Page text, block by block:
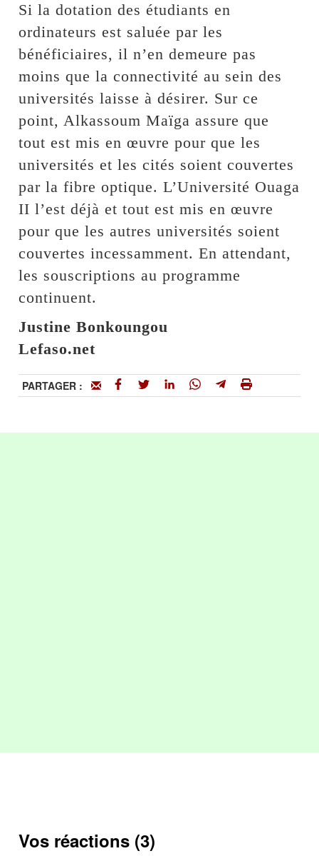
Si la dotation des étudiants en
ordinateurs est saluée par les
bénéficiaires, il n’en demeure pas
moins que la connectivité au sein des
universités laisse à désirer. Sur ce
point, Alkassoum Maïga assure que
tout est mis en œuvre pour que les
universités et les cités soient couvertes
par la fibre optique. L’Université Ouaga
II l’est déjà et tout est mis en œuvre
pour que les autres universités soient
couvertes incessamment. En attendant,
les souscriptions au programme
continuent.
Justine Bonkoungou
Lefaso.net
PARTAGER :
Vos réactions (3)